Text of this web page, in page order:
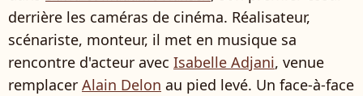
derrière les caméras de cinéma. Réalisateur,
scénariste, monteur, il met en musique sa
rencontre d'acteur avec Isabelle Adjani, venue
remplacer Alain Delon au pied levé. Un face-à-face